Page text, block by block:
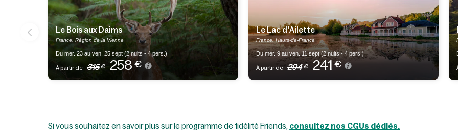
Le Bois aux Daims
France, Région de la Vienne
Du mer. 23 au ven. 25 sept (2 nuits - 4 pers.)
À partir de 315 € 258 €
Le Lac d'Ailette
France, Hauts-de-France
Du mer. 9 au ven. 11 sept (2 nuits - 4 pers.)
À partir de 294 € 241 €
Si vous souhaitez en savoir plus sur le programme de fidélité Friends, consultez nos CGUs dédiés.